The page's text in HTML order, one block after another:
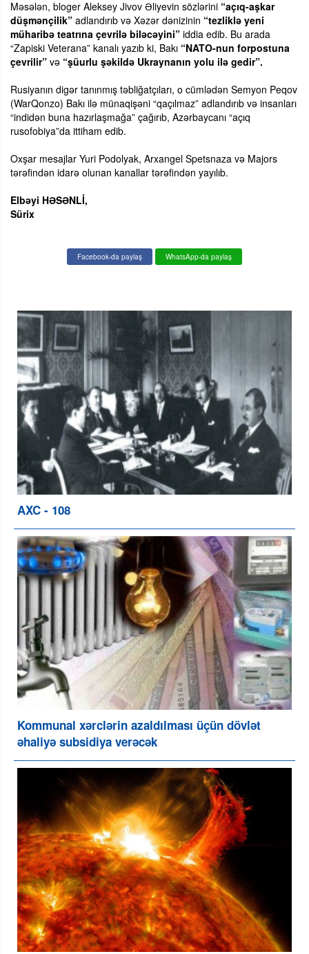
Məsələn, bloger Aleksey Jivov Əliyevin sözlərini “açıq-aşkar
düşmənçilik” adlandırıb və Xəzər dənizinin “tezliklə yeni
müharibə teatrına çevrilə biləcəyini” iddia edib. Bu arada
“Zapiski Veterana” kanalı yazıb ki, Bakı “NATO-nun forpostuna
çevrilir” və “şüurlu şəkildə Ukraynanın yolu ilə gedir”.
Rusiyanın digər tanınmış təbliğatçıları, o cümlədən Semyon Peqov
(WarQonzo) Bakı ilə münaqişəni “qaçılmaz” adlandırıb və insanları
“indidən buna hazırlaşmağa” çağırıb, Azərbaycanı “açıq
rusofobiya”da ittiham edib.
Oxşar mesajlar Yuri Podolyak, Arxangel Spetsnaza və Majors
tərəfindən idarə olunan kanallar tərəfindən yayılıb.
Elbəyi HƏSƏNLİ,
Sürix
Facebook-da paylaş WhatsApp-da paylaş
AXC - 108
Kommunal xərclərin azaldılması üçün dövlət
əhaliyə subsidiya verəcək